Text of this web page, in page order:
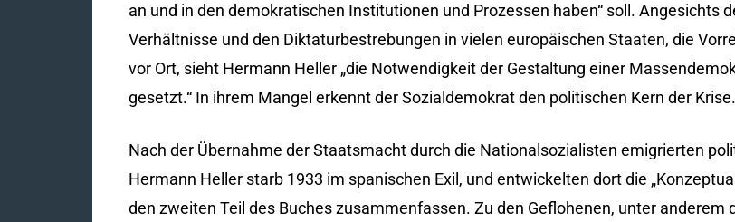
an und in den demokratischen Institutionen und Prozessen haben“ soll. Angesichts
Verhältnisse und den Diktaturbestrebungen in vielen europäischen Staaten, die
vor Ort, sieht Hermann Heller „die Notwendigkeit der Gestaltung einer
gesetzt.“ In ihrem Mangel erkennt der Sozialdemokrat den politischen Kern der Krise.
Nach der Übernahme der Staatsmacht durch die Nationalsozialisten emigrierten
Hermann Heller starb 1933 im spanischen Exil, und entwickelten dort die
den zweiten Teil des Buches zusammenfassen. Zu den Geflohenen, unter anderem